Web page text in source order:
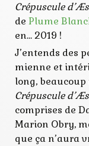
Crépuscule
de Plume
en… 2019 !
J’entends des
mienne et
long, beaucoup
Crépuscule
comprises de
Marion Obry,
que ça n’aura